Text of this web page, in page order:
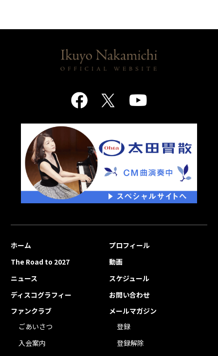
ホーム
プロフィール
The Road to 2027
動画
ニュース
スケジュール
ディスコグラフィー
お問い合わせ
ファンクラブ
ごあいさつ
入会案内
メールマガジン
登録
登録解除